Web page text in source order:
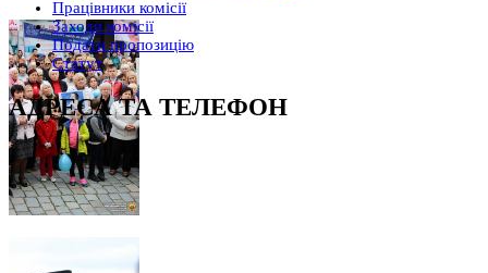
Працівники комісії
Заходи комісії
Подати пропозицію
Статут
АДРЕСА ТА ТЕЛЕФОН